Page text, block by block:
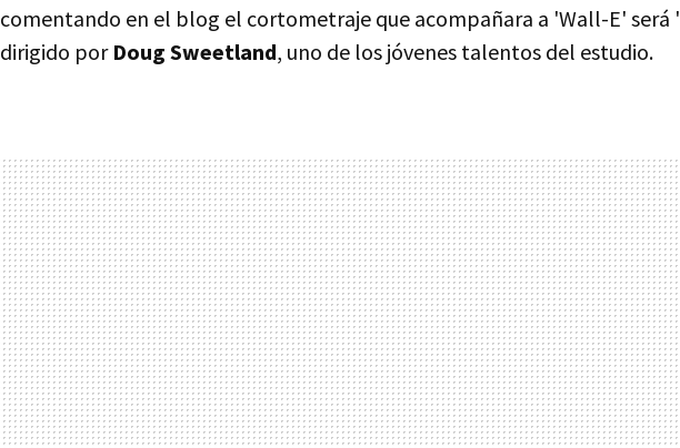
comentando en el blog el cortometraje que acompañara a 'Wall-E' será '
dirigido por Doug Sweetland, uno de los jóvenes talentos del estudio.